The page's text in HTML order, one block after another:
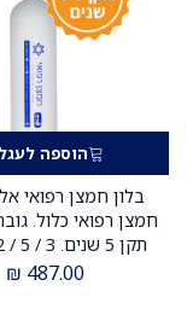
הוספה
בלון חמצן רפואי
ס.מדיק יבוא
487.00
₪